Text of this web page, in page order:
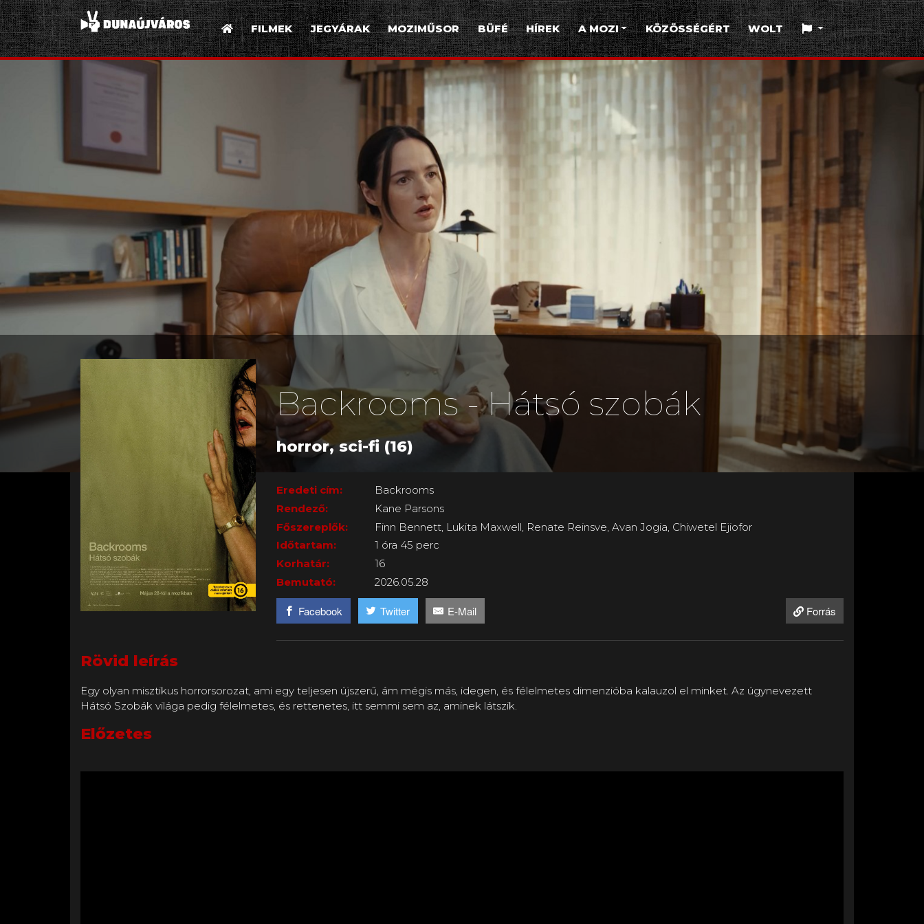
FILMEK JEGYÁRAK MOZIMŰSOR BÜFÉ HÍREK A MOZI KÖZÖSSÉGÉRT WOLT
Backrooms - Hátsó szobák
horror, sci-fi (16)
Eredeti cím:
Backrooms
Rendező:
Kane Parsons
Főszereplők:
Finn Bennett, Lukita Maxwell, Renate Reinsve, Avan Jogia, Chiwetel Ejiofor
Időtartam:
1 óra 45 perc
Korhatár:
16
Bemutató:
2026.05.28
Facebook Twitter E-Mail Forrás
Rövid leírás
Egy olyan misztikus horrorsorozat, ami egy teljesen újszerű, ám mégis más, idegen, és félelmetes dimenzióba kalauzol el minket. Az úgynevezett
Hátsó Szobák világa pedig félelmetes, és rettenetes, itt semmi sem az, aminek látszik.
Előzetes